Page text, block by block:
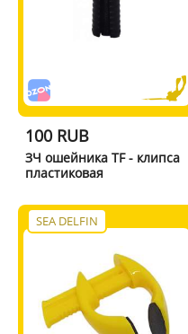
100 RUB
ЗЧ ошейника TF - клипса
пластиковая
SEA DELFIN